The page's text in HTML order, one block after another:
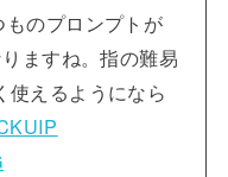
のプロンプトが
ますね。指の難易
使えるようになら